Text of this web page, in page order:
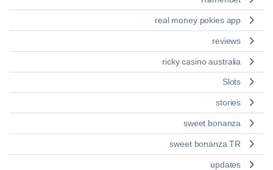
real money pokies app
reviews
ricky casino australia
Slots
stories
sweet bonanza
sweet bonanza TR
updates